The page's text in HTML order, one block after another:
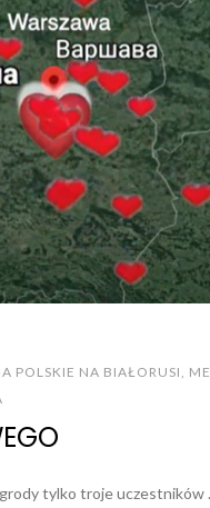
POLSKIE NA BIAŁORUSI
tylko troje uczestników